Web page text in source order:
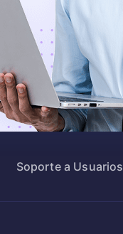
Soporte a Usuarios